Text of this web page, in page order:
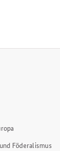
Föderalismus